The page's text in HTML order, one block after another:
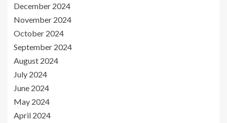
December 2024
November 2024
October 2024
September 2024
August 2024
July 2024
June 2024
May 2024
April 2024